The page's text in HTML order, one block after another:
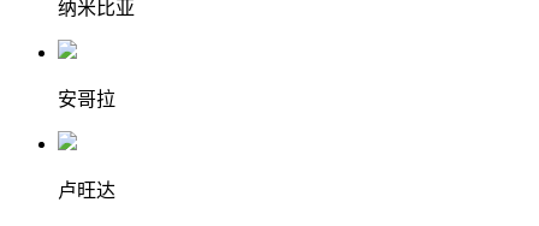
纳米比亚
安哥拉
卢旺达